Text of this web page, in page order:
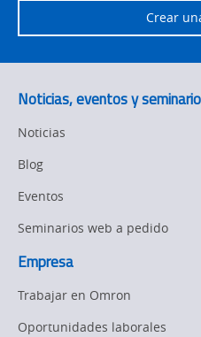
Crear
Noticias, eventos y
Noticias
Blog
Eventos
Seminarios web a pedido
Empresa
Trabajar en Omron
Oportunidades laborales